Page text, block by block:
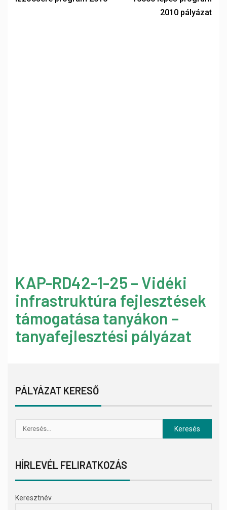
2010 pályázat
KAP-RD42-1-25 – Vidéki
infrastruktúra fejlesztések
támogatása tanyákon –
tanyafejlesztési pályázat
PÁLYÁZAT KERESŐ
HÍRLEVÉL FELIRATKOZÁS
Keresztnév